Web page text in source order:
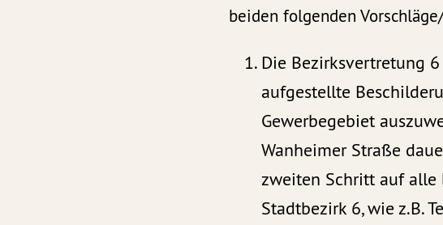
beiden folgenden
Die Bezirksvertretung
aufgestellte
Gewerbegebiet
Wanheimer Straße
zweiten Schritt auf alle
Stadtbezirk 6, wie z.B.